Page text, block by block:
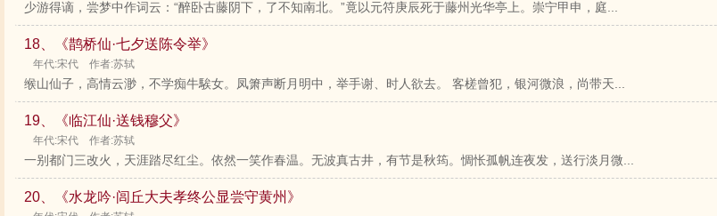
少游得谪，尝梦中作词云：“醉卧古藤阴下，了不知南北。”竟以元符庚辰死于藤州光华亭上。崇宁甲申，庭...
18、《鹊桥仙·七夕送陈令举》
年代:宋代 作者:苏轼
缑山仙子，高情云渺，不学痴牛騃女。凤箫声断月明中，举手谢、时人欲去。 客槎曾犯，银河微浪，尚带天...
19、《临江仙·送钱穆父》
年代:宋代 作者:苏轼
一别都门三改火，天涯踏尽红尘。依然一笑作春温。无波真古井，有节是秋筠。惆怅孤帆连夜发，送行淡月微...
20、《水龙吟·闾丘大夫孝终公显尝守黄州》